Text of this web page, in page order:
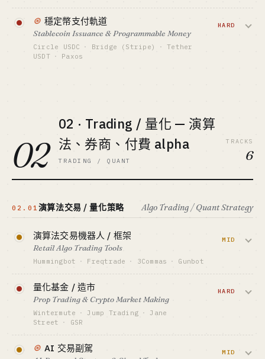
Flashbots ~$300M 估值 · 80%+ Eth 區塊經
其 relayer（估）
最適合 · BEST FIT
底層協議 / MEV 量化 only
MoonPay $3.4B 估值看著誘人，但每個國
家都要 MSB / VASP 牌照，是 crypto 裡最
貴的合規生意。
標竿 · BENCHMARK
MoonPay $3.4B 估值 · Ramp Network 八位數
ARR（估）
最適合 · BEST FIT
⊛ 穩定幣支付軌道
Stablecoin Issuance & Programmable Money
Circle USDC · Bridge (Stripe) ·
Tether
USDT · Paxos
資金底線 · CAPITAL
$10M+ / 銀行 + 牌照
GTM · SALES MOTION
USDC 流通 $50B+
持牌 + 資本側 only
查看深度分析 →
HARD
02
02 · Trading / 量化 — 演算
法、券商、付費 alpha
TRADING / QUANT
TRACKS
6
02.01 演算法交易 / 量化策略 Algo Trading / Quant Strategy
演算法交易機器人 / 框架
Retail Algo Trading Tools
Hummingbot · Freqtrade · 3Commas · Gunbot
賣網格、做市、跟單策略給散戶和小機構。
開源 + 訂閱是常見組合，3Commas 據估月
費收入七位數，但合規高度依賴所在地區。
GTM · SALES MOTION
MID
量化基金 / 造市
Prop Trading & Crypto Market Making
Wintermute · Jump Trading ·
Jane
Street
· GSR
自營資金 + 高頻策略 + 跨所造市，毛利率
驚人但需要十億級風險資本和合規團隊。
HARD
⊛ AI 交易副駕 MID